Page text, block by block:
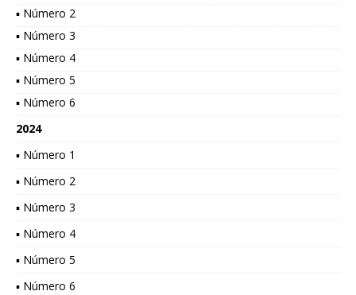
▪ Número 2
▪ Número 3
▪ Número 4
▪ Número 5
▪ Número 6
2024
▪ Número 1
▪ Número 2
▪ Número 3
▪ Número 4
▪ Número 5
▪ Número 6